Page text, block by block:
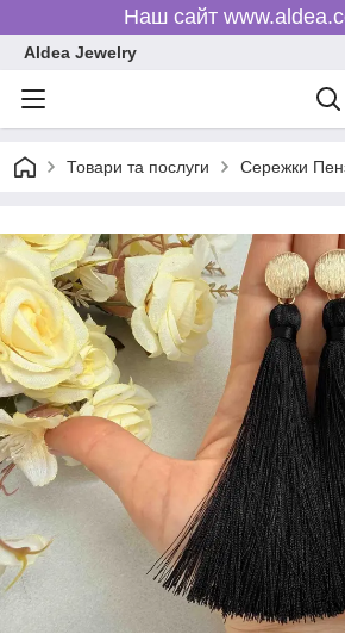
Наш сайт
Aldea Jewelry
Товари та послуги Сережки